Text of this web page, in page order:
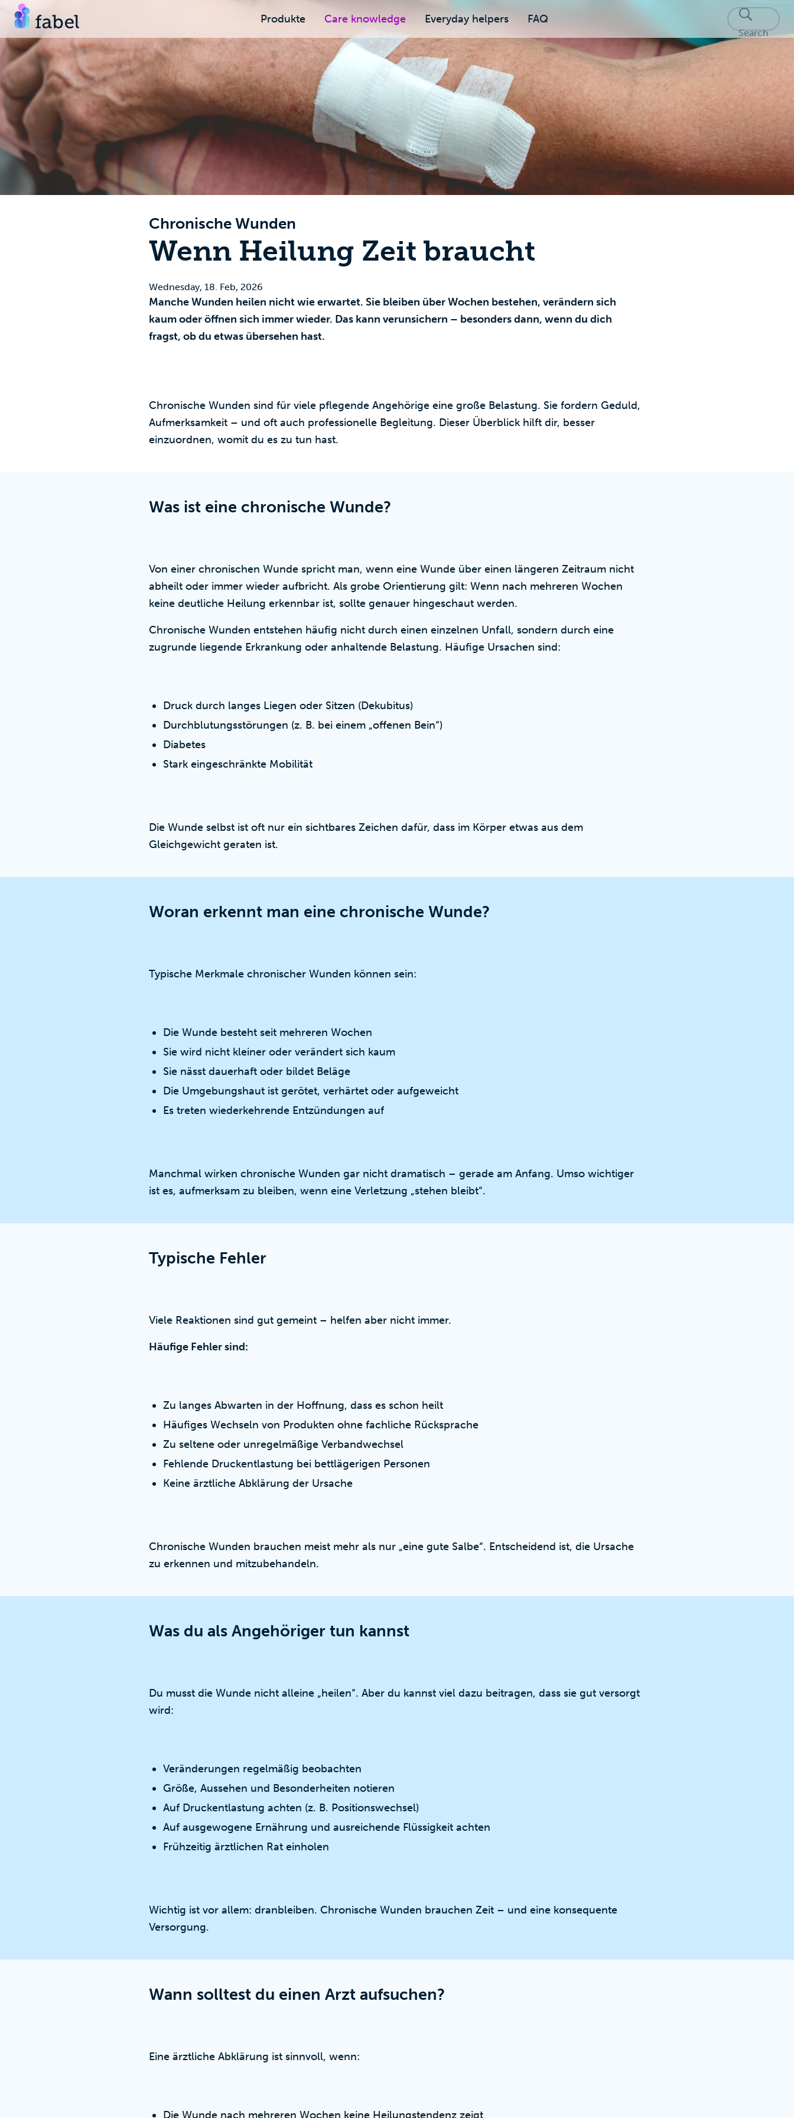
Produkte Care knowledge Everyday helpers FAQ
Search
Chronische Wunden
Wenn Heilung Zeit braucht
Wednesday, 18. Feb, 2026
Manche Wunden heilen nicht wie erwartet. Sie bleiben über Wochen bestehen, verändern sich
kaum oder öffnen sich immer wieder. Das kann verunsichern – besonders dann, wenn du dich
fragst, ob du etwas übersehen hast.
Chronische Wunden sind für viele pflegende Angehörige eine große Belastung. Sie fordern Geduld,
Aufmerksamkeit – und oft auch professionelle Begleitung. Dieser Überblick hilft dir, besser
einzuordnen, womit du es zu tun hast.
Was ist eine chronische Wunde?
Von einer chronischen Wunde spricht man, wenn eine Wunde über einen längeren Zeitraum nicht
abheilt oder immer wieder aufbricht. Als grobe Orientierung gilt: Wenn nach mehreren Wochen
keine deutliche Heilung erkennbar ist, sollte genauer hingeschaut werden.
Chronische Wunden entstehen häufig nicht durch einen einzelnen Unfall, sondern durch eine
zugrunde liegende Erkrankung oder anhaltende Belastung. Häufige Ursachen sind:
Druck durch langes Liegen oder Sitzen (Dekubitus)
Durchblutungsstörungen (z. B. bei einem „offenen Bein“)
Diabetes
Stark eingeschränkte Mobilität
Die Wunde selbst ist oft nur ein sichtbares Zeichen dafür, dass im Körper etwas aus dem
Gleichgewicht geraten ist.
Woran erkennt man eine chronische Wunde?
Typische Merkmale chronischer Wunden können sein:
Die Wunde besteht seit mehreren Wochen
Sie wird nicht kleiner oder verändert sich kaum
Sie nässt dauerhaft oder bildet Beläge
Die Umgebungshaut ist gerötet, verhärtet oder aufgeweicht
Es treten wiederkehrende Entzündungen auf
Manchmal wirken chronische Wunden gar nicht dramatisch – gerade am Anfang. Umso wichtiger
ist es, aufmerksam zu bleiben, wenn eine Verletzung „stehen bleibt“.
Typische Fehler
Viele Reaktionen sind gut gemeint – helfen aber nicht immer.
Häufige Fehler sind:
Zu langes Abwarten in der Hoffnung, dass es schon heilt
Häufiges Wechseln von Produkten ohne fachliche Rücksprache
Zu seltene oder unregelmäßige Verbandwechsel
Fehlende Druckentlastung bei bettlägerigen Personen
Keine ärztliche Abklärung der Ursache
Chronische Wunden brauchen meist mehr als nur „eine gute Salbe“. Entscheidend ist, die Ursache
zu erkennen und mitzubehandeln.
Was du als Angehöriger tun kannst
Du musst die Wunde nicht alleine „heilen“. Aber du kannst viel dazu beitragen, dass sie gut versorgt
wird:
Veränderungen regelmäßig beobachten
Größe, Aussehen und Besonderheiten notieren
Auf Druckentlastung achten (z. B. Positionswechsel)
Auf ausgewogene Ernährung und ausreichende Flüssigkeit achten
Frühzeitig ärztlichen Rat einholen
Wichtig ist vor allem: dranbleiben. Chronische Wunden brauchen Zeit – und eine konsequente
Versorgung.
Wann solltest du einen Arzt aufsuchen?
Eine ärztliche Abklärung ist sinnvoll, wenn:
Die Wunde nach mehreren Wochen keine Heilungstendenz zeigt